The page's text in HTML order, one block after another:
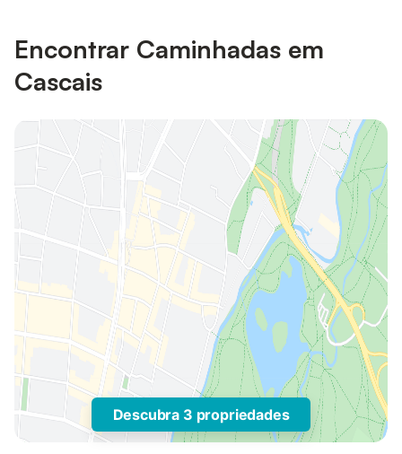
Encontrar Caminhadas em
Cascais
Descubra 3 propriedades